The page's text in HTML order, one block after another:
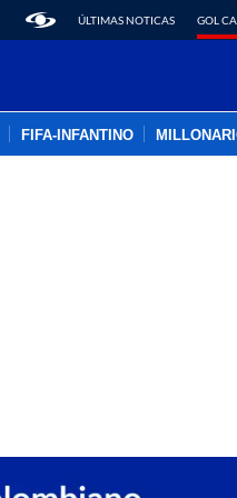
ÚLTIMAS NOTICAS GOL
FIFA-INFANTINO